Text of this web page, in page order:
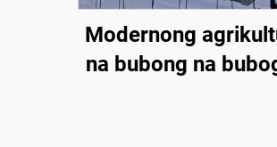
Modernong
na bubong na